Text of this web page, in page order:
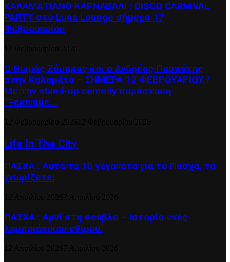
ΚΑΛΑΜΑΤΙΑΝΟ ΚΑΡΝΑΒΑΛΙ : DISCO CARNIVAL
PARTY στο Luna Lounge σήμερα 17
Φεβρουαρίου
Ο Θωμάς Ζάμπρας και ο Ανδρέας Πασπάτης
στην Καλαμάτα – ΣΗΜΕΡΑ 12 ΦΕΒΡΟΥΑΡΙΟΥ /
Με την stand-up comedy παράσταση
“Ξεκινάμε...
Life In The City
ΠΑΣΧΑ : Αυτά τα 10 γεγονότα για το Πάσχα, τα
γνωρίζετε;
ΠΑΣΧΑ : Αρνί στη σούβλα – Ιστορία ενός
λαμπριάτικου εθίμου.